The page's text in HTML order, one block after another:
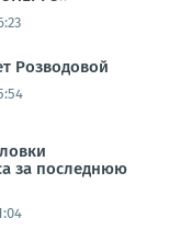
Розводовой
за последнюю